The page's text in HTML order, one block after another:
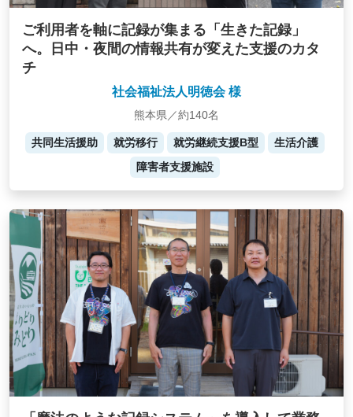
ご利用者を軸に記録が集まる「生きた記録」
へ。日中・夜間の情報共有が変えた支援のカタ
チ
社会福祉法人明徳会 様
熊本県／約140名
共同生活援助 就労移行 就労継続支援B型
生活介護
障害者支援施設